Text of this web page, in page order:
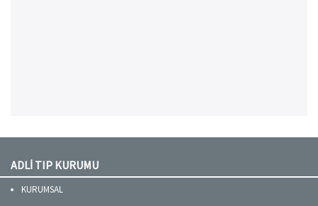
ADLİ TIP KURUMU
KURUMSAL